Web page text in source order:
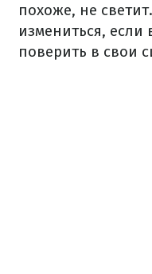
похоже, не
измениться, если
поверить в свои